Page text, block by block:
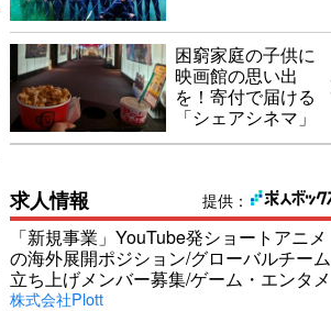
困窮家庭の子供に
映画館の思い出
を！寄付で届ける
「シェアシネマ」
提供：
求人情報
「新規事業」YouTube発ショートアニメ
の海外展開ポジション/グローバルチーム
立ち上げメンバー募集/ゲーム・エンタメ
株式会社Plott